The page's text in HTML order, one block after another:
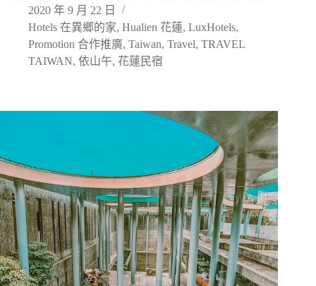
2020 年 9 月 22 日
Hotels 在異鄉的家, Hualien 花蓮, LuxHotels,
Promotion 合作推廣, Taiwan, Travel, TRAVEL
TAIWAN, 依山午, 花蓮民宿